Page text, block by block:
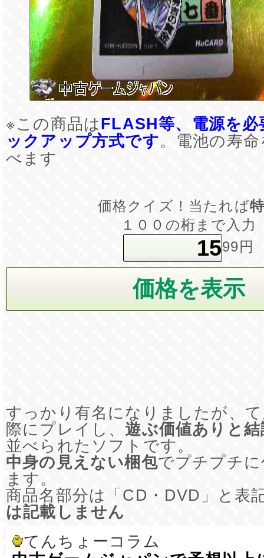
※この商品はFLASH等、電源を
ックアップ方式です。電池の寿
べます
価格クイズ！当たれば
１００の桁まで入力
99円
すっかり有名になりましたが、
際にプレイし、遊ぶ価値ありと
並べられたソフトです。
中身の見えない梱包でプチプチ
ます。
商品名部分は「CD・DVD」と表
は記載しません
てんちょーコラム